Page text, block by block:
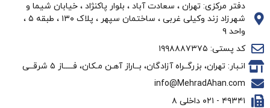
دفتر مرکزی: تهران ، سعادت آباد ، بلوار پاکنژاد ، خیابان شیما و
شهرزاد زند وکیلی غربی ، ساختمان سپهر ، پلاک ۱۳۰ ، طبقه ۵ ،
واحد ۹
کد پستی: ۱۹۹۸۸۸۷۳۷۵
انـبار: تهران، بزرگــراه آزادگان، بــاراز آهـن مـکان، فـــــاز ۵ شرقــی
info@MehradAhan.com
۴۹۳۴۱ - ۰۲۱ داخلی ۸